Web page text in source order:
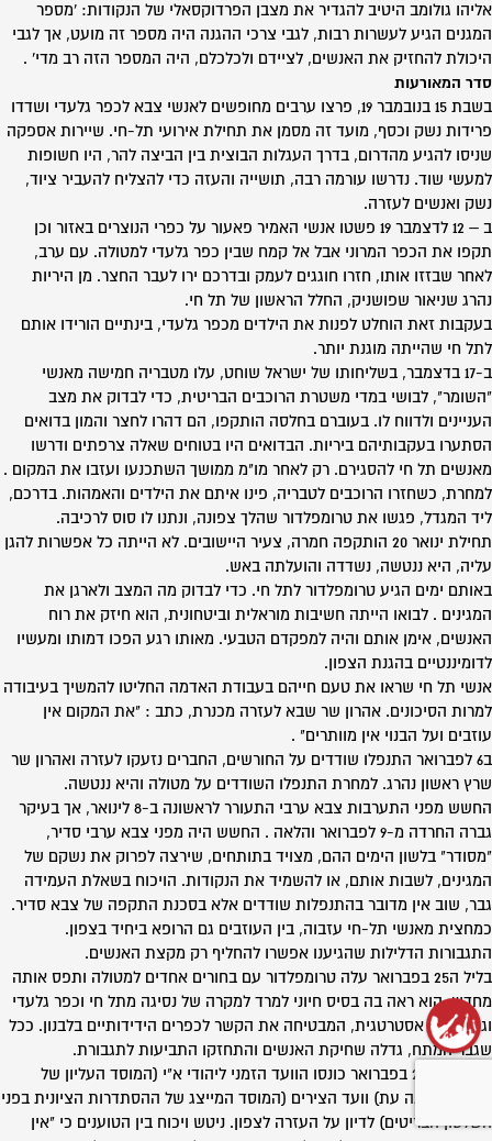
אליהו גולומב היטיב להגדיר את מצבן הפרדוקסאלי של הנקודות: 'מספר
המגנים הגיע לעשרות רבות, לגבי צרכי ההגנה היה מספר זה מועט, אך לגבי
היכולת להחזיק את האנשים, לציידם ולכלכלם, היה המספר הזה רב מדי' .
סדר המאורעות
בשבת 15 בנובמבר 19, פרצו ערבים מחופשים לאנשי צבא לכפר גלעדי ושדדו
פרידות נשק וכסף, מועד זה מסמן את תחילת אירועי תל-חי. שיירות אספקה
שניסו להגיע מהדרום, בדרך העגלות הבוצית בין הביצה להר, היו חשופות
למעשי שוד. נדרשו עורמה רבה, תושייה והעזה כדי להצליח להעביר ציוד,
נשק ואנשים לעזרה.
ב – 12 לדצמבר 19 פשטו אנשי האמיר פאעור על כפרי הנוצרים באזור וכן
תקפו את הכפר המרוני אבל אל קמח שבין כפר גלעדי למטולה. עם ערב,
לאחר שבזזו אותו, חזרו חוגגים לעמק ובדרכם ירו לעבר החצר. מן היריות
נהרג שניאור שפושניק, החלל הראשון של תל חי.
בעקבות זאת הוחלט לפנות את הילדים מכפר גלעדי, בינתיים הורידו אותם
לתל חי שהייתה מוגנת יותר.
ב-17 בדצמבר, בשליחותו של ישראל שוחט, עלו מטבריה חמישה מאנשי
"השומר", לבושי במדי משטרת הרוכבים הבריטית, כדי לבדוק את מצב
העניינים ולדווח לו. בעוברם בחלסה הותקפו, הם דהרו לחצר והמון בדואים
הסתערו בעקבותיהם ביריות. הבדואים היו בטוחים שאלה צרפתים ודרשו
מאנשים תל חי להסגירם. רק לאחר מו"מ ממושך השתכנעו ועזבו את המקום .
למחרת, כשחזרו הרוכבים לטבריה, פינו איתם את הילדים והאמהות. בדרכם,
ליד המגדל, פגשו את טרומפלדור שהלך צפונה, ונתנו לו סוס לרכיבה.
תחילת ינואר 20 הותקפה חמרה, צעיר היישובים. לא הייתה כל אפשרות להגן
עליה, היא ננטשה, נשדדה והועלתה באש.
באותם ימים הגיע טרומפלדור לתל חי. כדי לבדוק מה המצב ולארגן את
המגינים . לבואו הייתה חשיבות מוראלית וביטחונית, הוא חיזק את רוח
האנשים, אימן אותם והיה למפקדם הטבעי. מאותו רגע הפכו דמותו ומעשיו
לדומיננטיים בהגנת הצפון.
אנשי תל חי שראו את טעם חייהם בעבודת האדמה החליטו להמשיך בעיבודה
למרות הסיכונים. אהרון שר שבא לעזרה מכנרת, כתב : "את המקום אין
עוזבים ועל הבנוי אין מוותרים" .
ב6 לפברואר התנפלו שודדים על החורשים, החברים נזעקו לעזרה ואהרון שר
שרץ ראשון נהרג. למחרת התנפלו השודדים על מטולה והיא ננטשה.
החשש מפני התערבות צבא ערבי התעורר לראשונה ב-8 לינואר, אך בעיקר
גברה החרדה מ-9 לפברואר והלאה . החשש היה מפני צבא ערבי סדיר,
"מסודר" בלשון הימים ההם, מצויד בתותחים, שירצה לפרוק את נשקם של
המגינים, לשבות אותם, או להשמיד את הנקודות. הויכוח בשאלת העמידה
גבר, שוב אין מדובר בהתנפלות שודדים אלא בסכנת התקפה של צבא סדיר.
כמחצית מאנשי תל-חי עזבוה, בין העוזבים גם הרופא ביחיד בצפון.
התגבורות הדלילות שהגיענו אפשרו להחליף רק מקצת האנשים.
בליל ה25 בפברואר עלה טרומפלדור עם בחורים אחדים למטולה ותפס אותה
מחדש. הוא ראה בה בסיס חיוני למרד למקרה של נסיגה מתל חי וכפר גלעדי
וגם נקודה אסטרטגית, המבטיחה את הקשר לכפרים הידידותיים בלבנון. ככל
שגבר המתח, גדלה שחיקת האנשים והתחזקו התביעות לתגבורת.
בימים 23-25 בפברואר כונסו הוועד הזמני ליהודי א"י (המוסד העליון של
הישוב באותה עת) וועד הצירים (המוסד המייצג של ההסתדרות הציונית בפני
השלטון הבריטים) לדיון על העזרה לצפון. ניטש ויכוח בין הטוענים כי "אין